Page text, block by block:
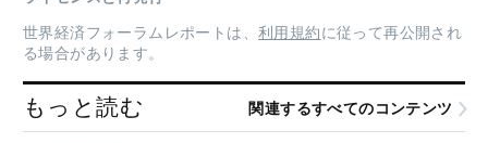
世界経済フォーラムレポートは、 利用規約に従って再公開され
る場合があります。
もっと読む 関連するすべてのコンテンツ